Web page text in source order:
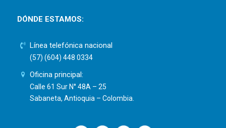
DÓNDE ESTAMOS:
Línea telefónica nacional
(57) (604) 448 0334
Oficina principal:
Calle 61 Sur N° 48A – 25
Sabaneta, Antioquia – Colombia.